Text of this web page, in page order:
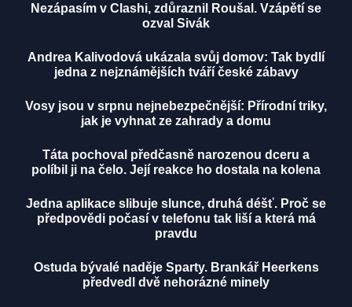
Nezápasím v Clashi, zdůraznil Roušal. Vzápětí se
ozval Sivák
Andrea Kalivodová ukázala svůj domov: Tak bydlí
jedna z nejznámějších tváří české zábavy
Vosy jsou v srpnu nejnebezpečnější: Přírodní triky,
jak je vyhnat ze zahrady a domu
Táta pochoval předčasně narozenou dceru a
políbil ji na čelo. Její reakce ho dostala na kolena
Jedna aplikace slibuje slunce, druhá déšť. Proč se
předpovědi počasí v telefonu tak liší a která má
pravdu
Ostuda bývalé naděje Sparty. Brankář Heerkens
předvedl dvě nehorázné minely